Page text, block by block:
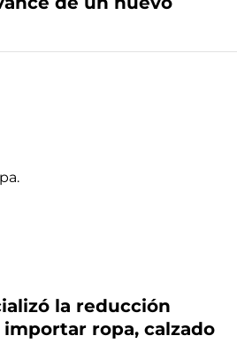
la reducción
ropa, calzado